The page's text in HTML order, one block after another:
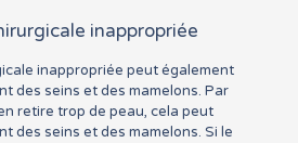
inappropriée
inappropriée peut également
des seins et des mamelons. Par
retire trop de peau, cela peut
des seins et des mamelons. Si le